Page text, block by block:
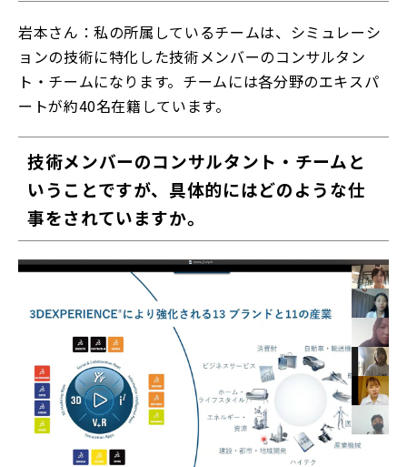
岩本さん：私の所属しているチームは、シミュレーシ
ョンの技術に特化した技術メンバーのコンサルタン
ト・チームになります。チームには各分野のエキスパ
ートが約40名在籍しています。
技術メンバーのコンサルタント・チームと
いうことですが、具体的にはどのような仕
事をされていますか。